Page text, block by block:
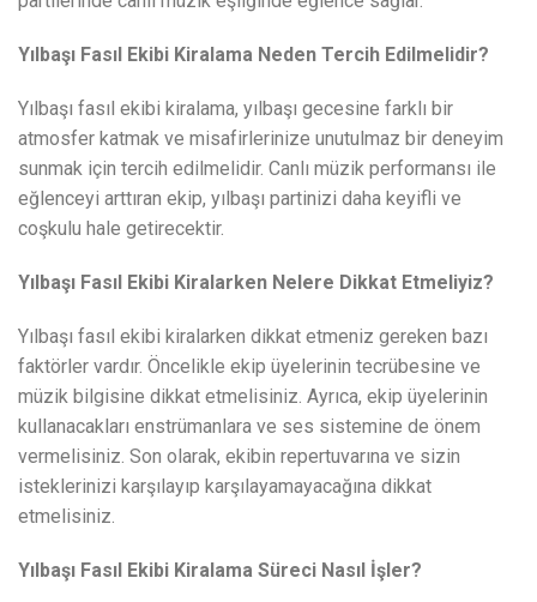
Yılbaşı Fasıl Ekibi Kiralama Neden Tercih Edilmelidir?
Yılbaşı fasıl ekibi kiralama, yılbaşı gecesine farklı bir
atmosfer katmak ve misafirlerinize unutulmaz bir deneyim
sunmak için tercih edilmelidir. Canlı müzik performansı ile
eğlenceyi arttıran ekip, yılbaşı partinizi daha keyifli ve
coşkulu hale getirecektir.
Yılbaşı Fasıl Ekibi Kiralarken Nelere Dikkat Etmeliyiz?
Yılbaşı fasıl ekibi kiralarken dikkat etmeniz gereken bazı
faktörler vardır. Öncelikle ekip üyelerinin tecrübesine ve
müzik bilgisine dikkat etmelisiniz. Ayrıca, ekip üyelerinin
kullanacakları enstrümanlara ve ses sistemine de önem
vermelisiniz. Son olarak, ekibin repertuvarına ve sizin
isteklerinizi karşılayıp karşılayamayacağına dikkat
etmelisiniz.
Yılbaşı Fasıl Ekibi Kiralama Süreci Nasıl İşler?